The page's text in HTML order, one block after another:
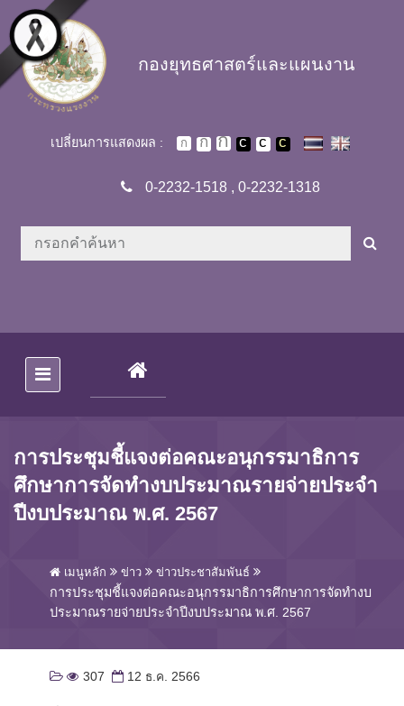
Skip to main content
กองยุทธศาสตร์และแผนงาน
เปลี่ยนการแสดงผล :
0-2232-1518, 0-2232-1318
(CURRENT)
การประชุมชี้แจงต่อคณะอนุกรรมาธิการ
ศึกษาการจัดทำงบประมาณรายจ่ายประจำ
ปีงบประมาณ พ.ศ. 2567
เมนูหลัก ข่าว ข่าวประชาสัมพันธ์
การประชุมชี้แจงต่อคณะอนุกรรมาธิการศึกษาการจัดทำงบ
ประมาณรายจ่ายประจำปีงบประมาณ พ.ศ. 2567
307 12 ธ.ค. 2566